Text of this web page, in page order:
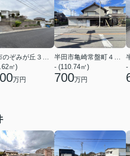
半田市のぞみが丘３丁目
㎡)
万円
- (110.74㎡)
700万円
-